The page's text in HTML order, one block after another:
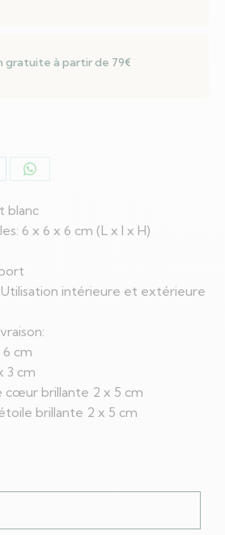
blanc
6 x 6 x 6 cm (L x l x H)
intérieure et extérieure
6 cm
3 cm
cœur brillante 2 x 5 cm
brillante 2 x 5 cm
gratuite à partir de 79€
Partager
WhatsApp